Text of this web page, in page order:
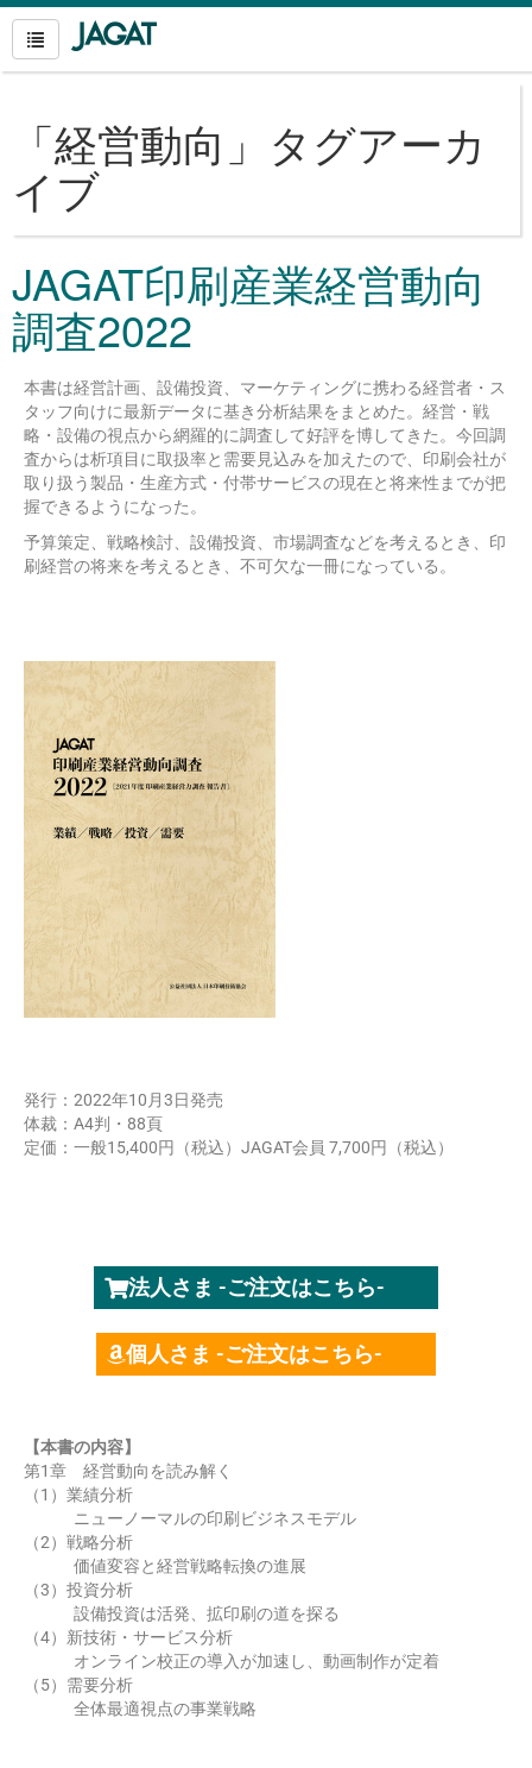
「経営動向 」タグアーカ
イブ
JAGAT印刷産業経営動向
調査2022
本書は経営計画、設備投資、マーケティングに携わる経営者・ス
タッフ向けに最新データに基き分析結果をまとめた。経営・戦
略・設備の視点から網羅的に調査して好評を博してきた。今回調
査からは析項目に取扱率と需要見込みを加えたので、印刷会社が
取り扱う製品・生産方式・付帯サービスの現在と将来性までが把
握できるようになった。
予算策定、戦略検討、設備投資、市場調査などを考えるとき、印
刷経営の将来を考えるとき、不可欠な一冊になっている。
発行：2022年10月3日発売
体裁：A4判・88頁
定価：一般15,400円（税込）JAGAT会員 7,700円（税込）
法人さま -ご注文はこちら-
個人さま -ご注文はこちら-
【本書の内容】
第1章 経営動向を読み解く
（1）業績分析
ニューノーマルの印刷ビジネスモデル
（2）戦略分析
価値変容と経営戦略転換の進展
（3）投資分析
設備投資は活発、拡印刷の道を探る
（4）新技術・サービス分析
オンライン校正の導入が加速し、動画制作が定着
（5）需要分析
全体最適視点の事業戦略